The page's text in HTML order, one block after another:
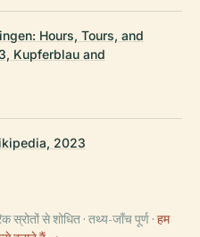
Hours, Tours, and
Kupferblau and
2023
से शोधित · तथ्य-जाँच पूर्ण · हम